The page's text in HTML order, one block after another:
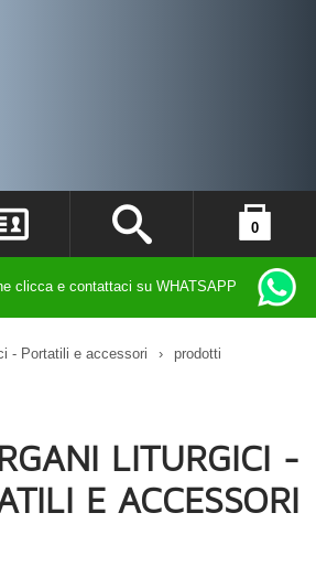
0
clicca e contattaci su WHATSAPP
- Portatili e accessori › prodotti
LITURGICI -
E ACCESSORI